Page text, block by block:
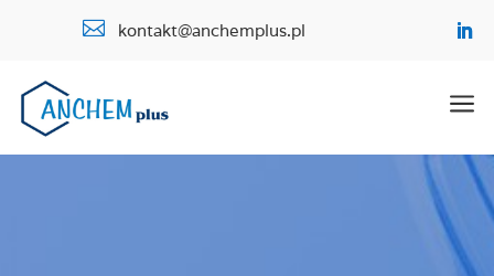
 kontakt@anchemplus.pl
a